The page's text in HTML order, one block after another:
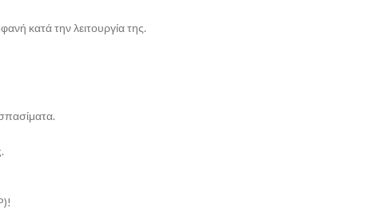
κατά την λειτουργία της.